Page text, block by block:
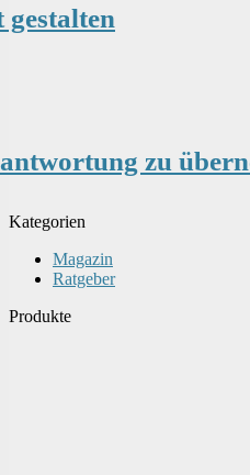
zu
Kategorien
Magazin
Ratgeber
Produkte